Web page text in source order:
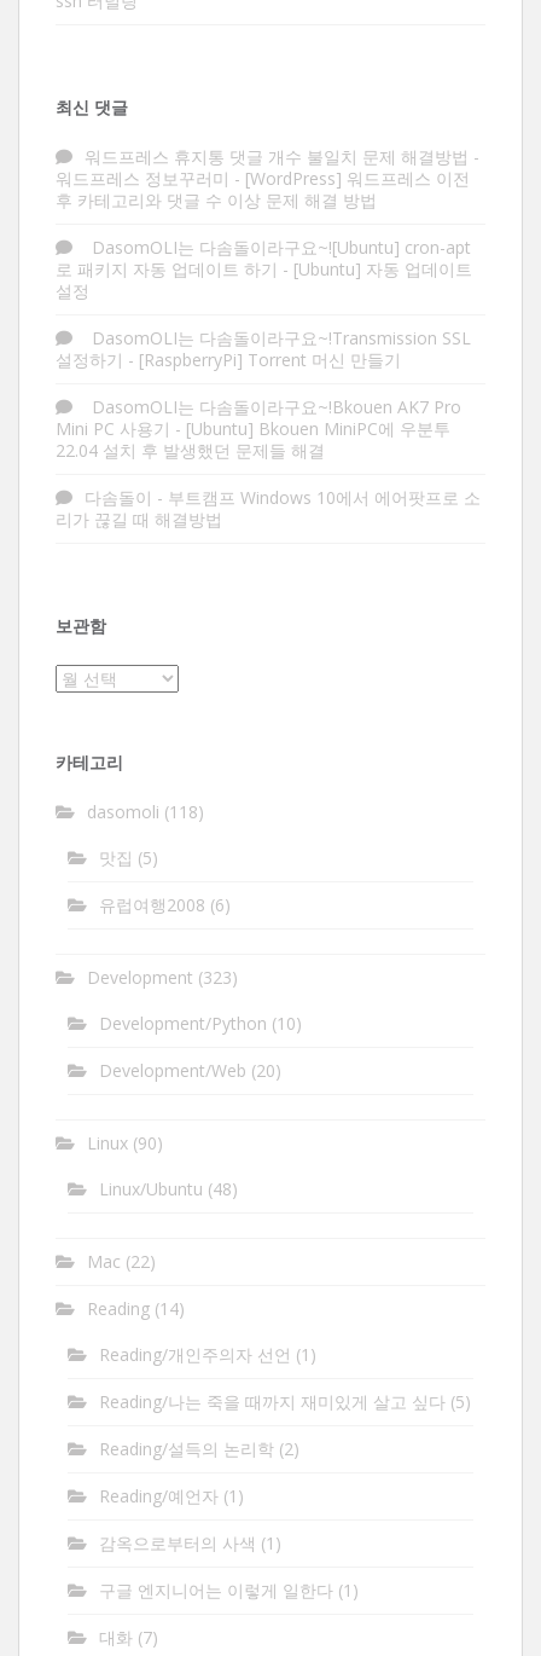
최신 댓글
워드프레스 휴지통 댓글 개수 불일치 문제 해결방법 -
워드프레스 정보꾸러미 - [WordPress] 워드프레스 이전
후 카테고리와 댓글 수 이상 문제 해결 방법
DasomOLI는 다솜돌이라구요~![Ubuntu] cron-apt
로 패키지 자동 업데이트 하기 - [Ubuntu] 자동 업데이트
설정
DasomOLI는 다솜돌이라구요~!Transmission SSL
설정하기 - [RaspberryPi] Torrent 머신 만들기
DasomOLI는 다솜돌이라구요~!Bkouen AK7 Pro
Mini PC 사용기 - [Ubuntu] Bkouen MiniPC에 우분투
22.04 설치 후 발생했던 문제들 해결
다솜돌이 - 부트캠프 Windows 10에서 에어팟프로 소
리가 끊길 때 해결방법
보관함
보
카테고리
dasomoli (118)
맛집 (5)
유럽여행2008 (6)
Development (323)
Development/Python (10)
Development/Web (20)
Linux (90)
Linux/Ubuntu (48)
Mac (22)
Reading (14)
Reading/개인주의자 선언 (1)
Reading/나는 죽을 때까지 재미있게 살고 싶다 (5)
Reading/설득의 논리학 (2)
Reading/예언자 (1)
감옥으로부터의 사색 (1)
구글 엔지니어는 이렇게 일한다 (1)
대화 (7)